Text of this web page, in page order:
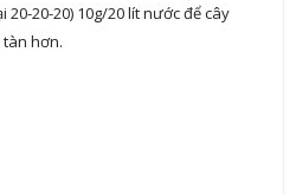
20-20) 10g/20 lít nước để cây
hơn.